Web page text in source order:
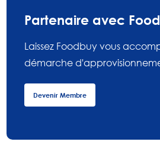
Partenaire avec
Laissez Foodbuy vous
démarche
Devenir Membre